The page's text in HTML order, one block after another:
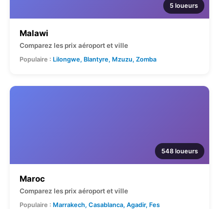
5 loueurs
Malawi
Comparez les prix aéroport et ville
Populaire : Lilongwe, Blantyre, Mzuzu, Zomba
548 loueurs
Maroc
Comparez les prix aéroport et ville
Populaire : Marrakech, Casablanca, Agadir, Fes